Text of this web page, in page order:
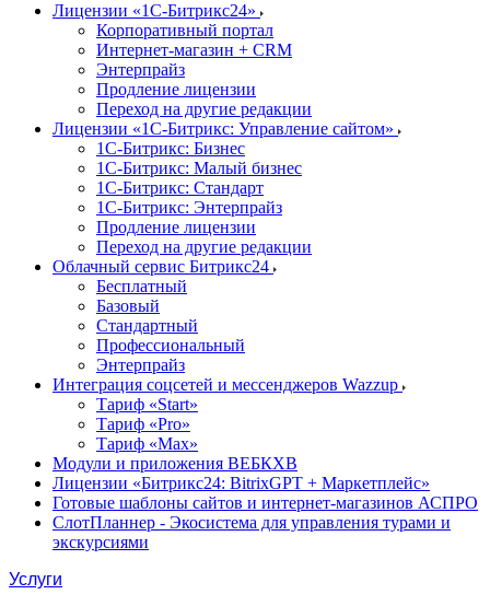
Лицензии «1С-Битрикс24»
Корпоративный портал
Интернет-магазин + CRM
Энтерпрайз
Продление лицензии
Переход на другие редакции
Лицензии «1С-Битрикс: Управление сайтом»
1С-Битрикс: Бизнес
1С-Битрикс: Малый бизнес
1С-Битрикс: Стандарт
1С-Битрикс: Энтерпрайз
Продление лицензии
Переход на другие редакции
Облачный сервис Битрикс24
Бесплатный
Базовый
Стандартный
Профессиональный
Энтерпрайз
Интеграция соцсетей и мессенджеров Wazzup
Тариф «Start»
Тариф «Pro»
Тариф «Max»
Модули и приложения ВЕБКХВ
Лицензии «Битрикс24: BitrixGPT + Маркетплейс»
Готовые шаблоны сайтов и интернет-магазинов АСПРО
СлотПланнер - Экосистема для управления турами и
экскурсиями
Услуги